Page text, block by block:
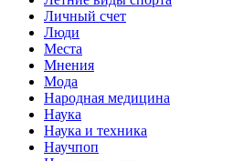
Личный счет
Люди
Места
Мнения
Мода
Народная медицина
Наука
Наука и техника
Научпоп